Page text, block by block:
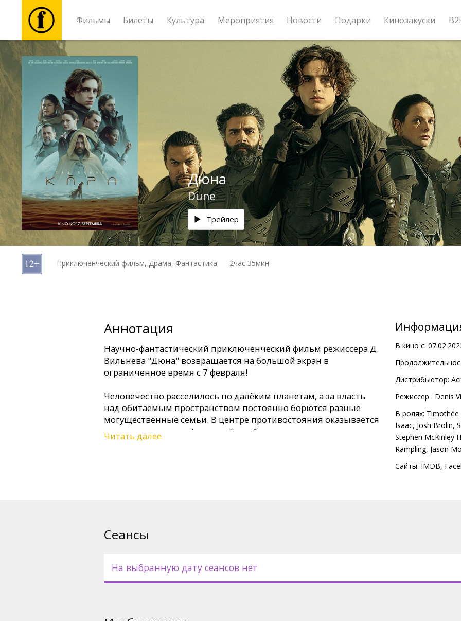
Фильмы Билеты Культура Мероприятия Новости Подарки Кинозакуски
Фильмы
Культура
Мероприятия
Новости
Подарки
Кинозакуски
B2B
Дюна
Dune
Трейлер
Приключенческий фильм, Драма, Фантастика 2час 35мин
Аннотация
Научно-фантастический приключенческий фильм режиссера Д.
Вильнева "Дюна" возвращается на большой экран в
ограниченное время с 7 февраля!
Человечество расселилось по далёким планетам, а за власть
над обитаемым пространством постоянно борются разные
могущественные семьи. В центре противостояния оказывается
пустынная планета Арракис. Там обитают гигантские песчаные
черви, а в пещерах затаились скитальцы-фремены, но её
Читать далее
В кино с:
Дистрибьютор:
Pежиссер : Denis
В ролях: Timothée
Isaac, Josh Brolin,
Stephen McKinley
Rampling, Jason
Сайты: IMDB,
Сеансы
На выбранную дату сеансов нет